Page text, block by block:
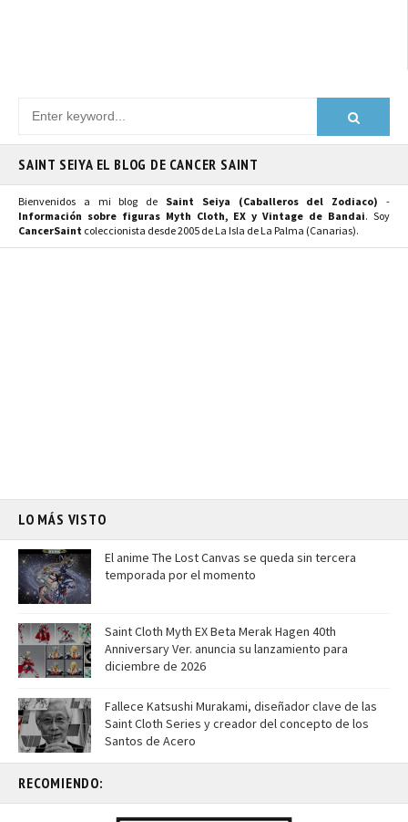
SAINT SEIYA EL BLOG DE CANCER SAINT
Bienvenidos a mi blog de Saint Seiya (Caballeros del Zodiaco) -
Información sobre figuras Myth Cloth, EX y Vintage de Bandai. Soy
CancerSaint coleccionista desde 2005 de La Isla de La Palma (Canarias).
LO MÁS VISTO
El anime The Lost Canvas se queda sin tercera
temporada por el momento
Saint Cloth Myth EX Beta Merak Hagen 40th
Anniversary Ver. anuncia su lanzamiento para
diciembre de 2026
Fallece Katsushi Murakami, diseñador clave de las
Saint Cloth Series y creador del concepto de los
Santos de Acero
RECOMIENDO: